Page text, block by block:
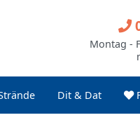
Dit & Dat
Montag -